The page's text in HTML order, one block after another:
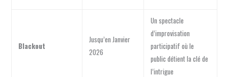
Blackout
Jusqu’en Janvier
2026
Un spectacle
d’improvisation
participatif où le
public détient la clé de
l’intrigue